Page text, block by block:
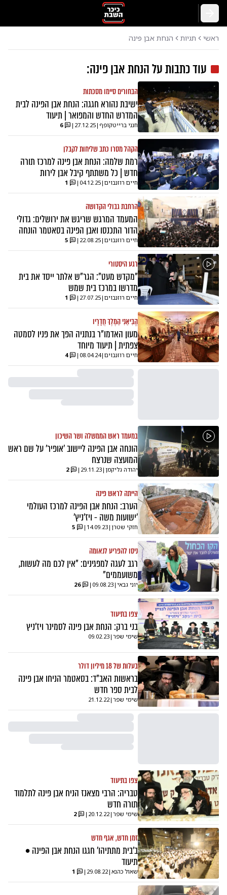
ראשי תגיות הנחת אבן פינה
עוד כתבות עלהנחת אבן פינה:
הבחורים סיימו מסכתות
ישיבת נהורא חגגה: הנחת אבן הפינה לבית
המדרש החדש והמפואר | תיעוד
חנני ברייטקופף |
27.12.25
|
6
הקהל מסרו כתב שליחות לקבלן
רמת שלמה: הנחת אבן פינה למרכז תורה
חדש | כל משתתף קיבל אבן לירות
חיים רוזנבוים |
04.12.25
|
1
הרחבת גבולי הקדושה
המעמד המרגש שריגש את ירושלים: גדולי
הדור התכנסו ואבן הפינה בסאטמר הונחה
חיים רוזנבוים |
22.08.25
|
5
רגע היסטורי
"מקדש מעט": הגר"ש אלתר ייסד את בית
מדרשו במרכז בית שמש
חיים רוזנבוים |
27.07.25
|
1
הֱבִיאַנִי הַמֶּלֶךְ חֲדָרָיו
מעון האדמו"ר בנתניה הפך את פניו לסמטה
צפתית | תיעוד מיוחד
חיים רוזנבוים |
08.04.24
|
4
במעמד ראש הממשלה ושר השיכון
הונחה אבן הפינה ליישוב 'אופיר' על שם ראש
המועצה שנרצח
יהודה גליקמן |
29.11.23
|
2
הייתה לראש פינה
הערב: הנחת אבן הפינה למרכז העולמי
'ישועות משה - ויז'ניץ'
חזקי שטרן |
14.09.23
|
5
ניסו להפריע לנאומה
רגב לעגה למפגינים: "אין לכם מה לעשות,
משועממים"
יוני גבאי |
09.08.23
|
26
צפו בתיעוד
בני ברק: הנחת אבן פינה לסמינר ויז'ניץ
שימי שפר |
09.02.23
בעלות של 18 מיליון דולר
בראשות האב"ד: בסאטמר הניחו אבן פינה
לבית ספר חדש
שימי שפר |
21.12.22
צפו בתיעוד
טבריה: הרבי מצאנז הניח אבן פינה לתלמוד
תורה חדש
שימי שפר |
20.12.22
|
2
זמן חדש, אגף חדש
ב'בית מתתיהו' חגגו הנחת אבן הפינה •
תיעוד
שאול כהנא |
29.08.22
|
1